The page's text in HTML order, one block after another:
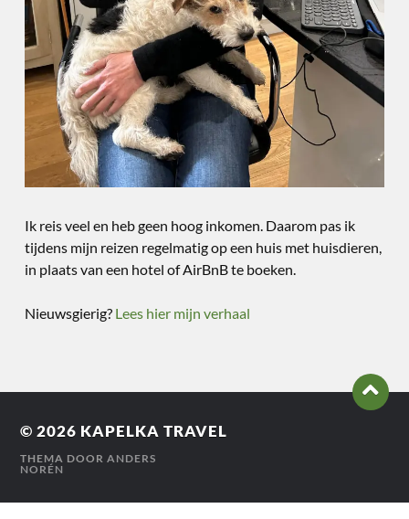
Ik reis veel en heb geen hoog inkomen. Daarom pas ik
tijdens mijn reizen regelmatig op een huis met huisdieren,
in plaats van een hotel of AirBnB te boeken.
Nieuwsgierig? Lees hier mijn verhaal
© 2026 KAPELKA TRAVEL
THEMA DOORANDERS
NORÉN